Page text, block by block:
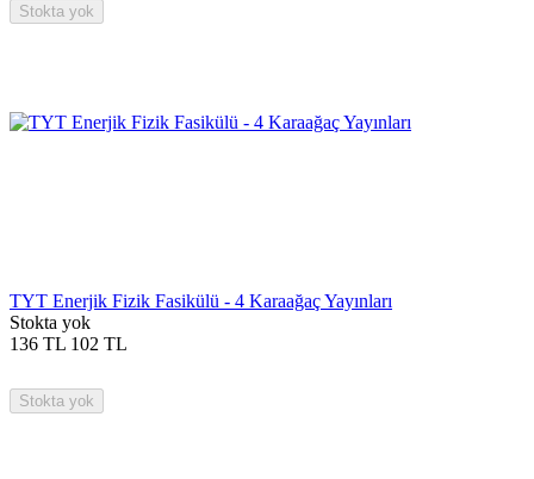
Stokta yok
TYT Enerjik Fizik Fasikülü - 4 Karaağaç Yayınları
Stokta yok
136 TL 102 TL
Stokta yok